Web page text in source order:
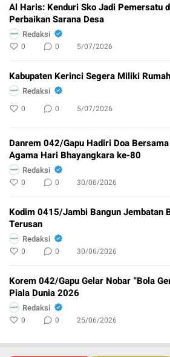
Al Haris: Kenduri Sko Jadi Pemersatu
Perbaikan Sarana Desa
Redaksi
0 0 5/07/2026
Kabupaten Kerinci Segera Miliki
Redaksi
0 0 5/07/2026
Danrem 042/Gapu Hadiri Doa
Agama Hari Bhayangkara ke-80
Redaksi
0 0 30/06/2026
Kodim 0415/Jambi Bangun Jembatan
Terusan
Redaksi
0 0 30/06/2026
Korem 042/Gapu Gelar Nobar “Bola
Piala Dunia 2026
Redaksi
0 0 25/06/2026